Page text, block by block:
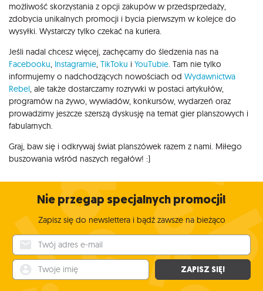
możliwość skorzystania z opcji zakupów w przedsprzedaży,
zdobycia unikalnych promocji i bycia pierwszym w kolejce do
wysyłki. Wystarczy tylko czekać na kuriera.
Jeśli nadal chcesz więcej, zachęcamy do śledzenia nas na
Facebooku Instagramie TikToku i YouTubie . Tam nie tylko
informujemy o nadchodzących nowościach od Wydawnictwa
Rebel , ale także dostarczamy rozrywki w postaci artykułów,
programów na żywo, wywiadów, konkursów, wydarzeń oraz
prowadzimy jeszcze szerszą dyskusję na temat gier planszowych i
fabularnych.
Graj, baw się i odkrywaj świat planszówek razem z nami. Miłego
buszowania wśród naszych regałów! :)
Nie przegap specjalnych promocji!
Zapisz się do newslettera i bądź zawsze na bieżąco
ZAPISZ SIĘ!